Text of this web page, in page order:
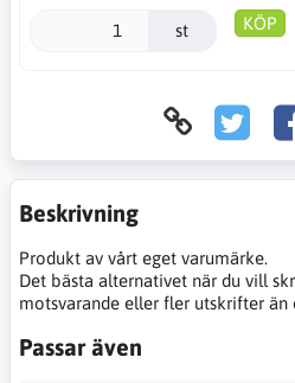
st KÖP
Beskrivning
Produkt av vårt eget varumärke.
Det bästa alternativet när du vill
motsvarande eller fler utskrifter
Passar även